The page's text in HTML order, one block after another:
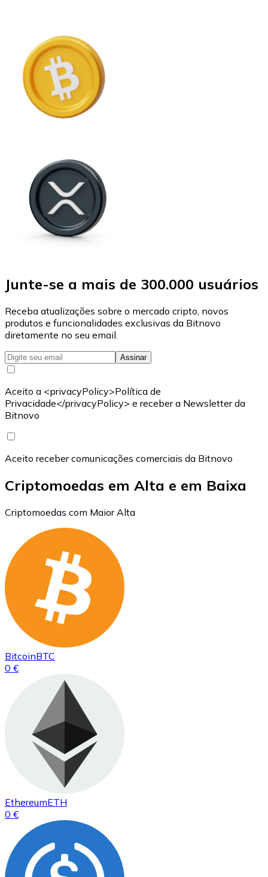
Junte-se a mais de 300.000 usuários
Receba atualizações sobre o mercado cripto, novos
produtos e funcionalidades exclusivas da Bitnovo
diretamente no seu email.
Assinar
Aceito a <privacyPolicy>Política de
Privacidade</privacyPolicy> e receber a Newsletter da
Bitnovo
Aceito receber comunicações comerciais da Bitnovo
Criptomoedas em Alta e em Baixa
Criptomoedas com Maior Alta
BitcoinBTC
0 €
EthereumETH
0 €